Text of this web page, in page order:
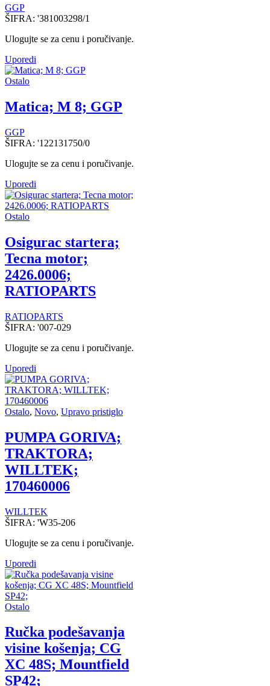
GGP
ŠIFRA: '381003298/1
Ulogujte se za cenu i poručivanje.
Uporedi
Ostalo
Matica; M 8; GGP
GGP
ŠIFRA: '122131750/0
Ulogujte se za cenu i poručivanje.
Uporedi
Ostalo
Osigurac startera;
Tecna motor;
2426.0006;
RATIOPARTS
RATIOPARTS
ŠIFRA: '007-029
Ulogujte se za cenu i poručivanje.
Uporedi
Ostalo, Novo, Upravo pristiglo
PUMPA GORIVA;
TRAKTORA;
WILLTEK;
170460006
WILLTEK
ŠIFRA: 'W35-206
Ulogujte se za cenu i poručivanje.
Uporedi
Ostalo
Ručka podešavanja
visine košenja; CG
XC 48S; Mountfield
SP42;